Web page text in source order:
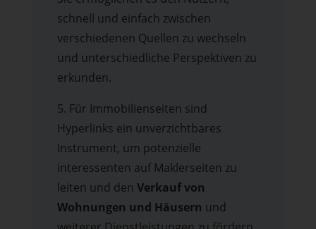
schnell und einfach zwischen
verschiedenen Quellen zu wechseln
und unterschiedliche Perspektiven zu
erkunden.
5. Für Immobilienseiten sind
Hyperlinks ein unverzichtbares
Instrument, um potenzielle
interessenten auf Maklerseiten zu
leiten und den Verkauf von
Wohnungen und Häusern und